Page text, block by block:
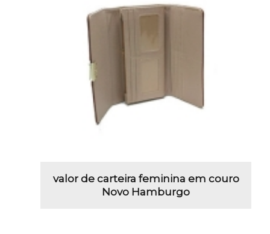
valor de carteira feminina em couro
Novo Hamburgo